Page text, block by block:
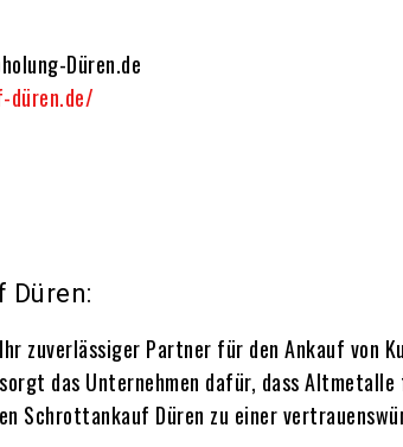
Düren.de
Düren:
zuverlässiger Partner für den Ankauf von
das Unternehmen dafür, dass
Schrottankauf Düren zu einer